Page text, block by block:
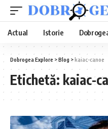
Actual Istorie
Dobrogea Explore >Blog >kaiac-canoe
Etichetă: kaiac-